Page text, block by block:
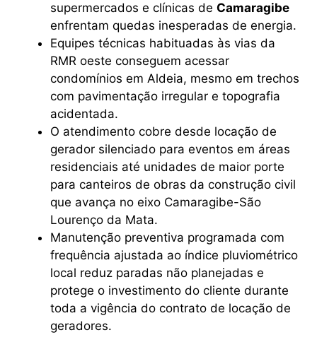
supermercados e clínicas de Camaragibe
enfrentam quedas inesperadas de energia.
Equipes técnicas habituadas às vias da
RMR oeste conseguem acessar
condomínios em Aldeia, mesmo em trechos
com pavimentação irregular e topografia
acidentada.
O atendimento cobre desde locação de
gerador silenciado para eventos em áreas
residenciais até unidades de maior porte
para canteiros de obras da construção civil
que avança no eixo Camaragibe-São
Lourenço da Mata.
Manutenção preventiva programada com
frequência ajustada ao índice pluviométrico
local reduz paradas não planejadas e
protege o investimento do cliente durante
toda a vigência do contrato de locação de
geradores.